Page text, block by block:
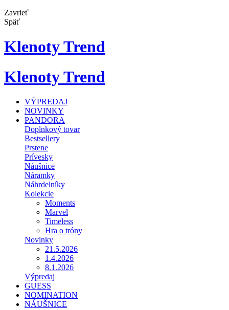
Zavrieť
Späť
Klenoty Trend
Klenoty Trend
VÝPREDAJ
NOVINKY
PANDORA
Doplnkový tovar
Bestsellery
Prstene
Prívesky
Náušnice
Náramky
Náhrdelníky
Kolekcie
Moments
Marvel
Timeless
Hra o tróny
Novinky
21.5.2026
1.4.2026
8.1.2026
Výpredaj
GUESS
NOMINATION
NÁUŠNICE